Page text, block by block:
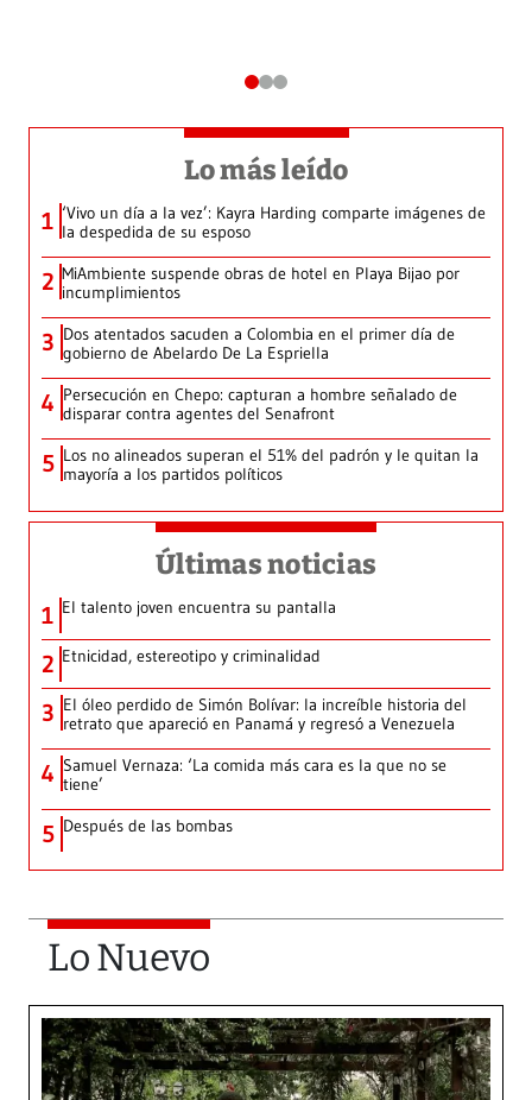
Lo más leído
1 ‘Vivo un día a la vez’: Kayra Harding comparte imágenes de
la despedida de su esposo
2 MiAmbiente suspende obras de hotel en Playa Bijao por
incumplimientos
3 Dos atentados sacuden a Colombia en el primer día de
gobierno de Abelardo De La Espriella
4 Persecución en Chepo: capturan a hombre señalado de
disparar contra agentes del Senafront
5 Los no alineados superan el 51% del padrón y le quitan la
mayoría a los partidos políticos
Últimas noticias
1 El talento joven encuentra su pantalla​
2 Etnicidad, estereotipo y criminalidad
3 El óleo perdido de Simón Bolívar: la increíble historia del
retrato que apareció en Panamá y regresó a Venezuela
4 Samuel Vernaza: ‘La comida más cara es la que no se
tiene’
5 Después de las bombas
Lo Nuevo